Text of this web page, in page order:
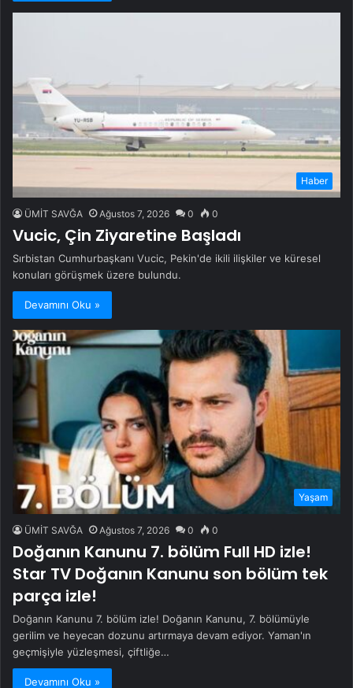
Haber
ÜMİT SAVĞA Ağustos 7, 2026 0 0
Vucic, Çin Ziyaretine Başladı
Sırbistan Cumhurbaşkanı Vucic, Pekin'de ikili ilişkiler ve küresel
konuları görüşmek üzere bulundu.
Devamını Oku »
Yaşam
ÜMİT SAVĞA Ağustos 7, 2026 0 0
Doğanın Kanunu 7. bölüm Full HD izle!
Star TV Doğanın Kanunu son bölüm tek
parça izle!
Doğanın Kanunu 7. bölüm izle! Doğanın Kanunu, 7. bölümüyle
gerilim ve heyecan dozunu artırmaya devam ediyor. Yaman'ın
geçmişiyle yüzleşmesi, çiftliğe…
Devamını Oku »